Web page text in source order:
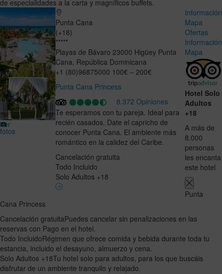
de especialidades a la carta y magníficos buffets.
Ver
fotos
Punta Cana
(+18)
*****
Playas de Bávaro 23000 Higüey Punta
Cana República Dominicana
+1 (80)96875000 100€ – 200€
Punta Cana Princess
8.372 Opiniones
Te esperamos con tu pareja. Ideal para
recién casados. Date el capricho de
conocer Punta Cana. El ambiente más
romántico en la calidez del Caribe.
Cancelación gratuita
Todo Incluido
Solo Adultos +18
Información
Mapa
Ofertas
Información
Mapa
Hotel Solo
Adultos
+18
A más de
8.000
personas
les encanta
este hotel
Punta
Cana Princess
Cancelación gratuitaPuedes cancelar sin penalizaciones en las
reservas con Pago en el hotel.
Todo IncluidoRégimen que ofrece comida y bebida durante toda tu
estancia, incluido el desayuno, almuerzo y cena.
Solo Adultos +18Tu hotel solo para adultos, para los que buscáis
disfrutar de un ambiente tranquilo y relajado.